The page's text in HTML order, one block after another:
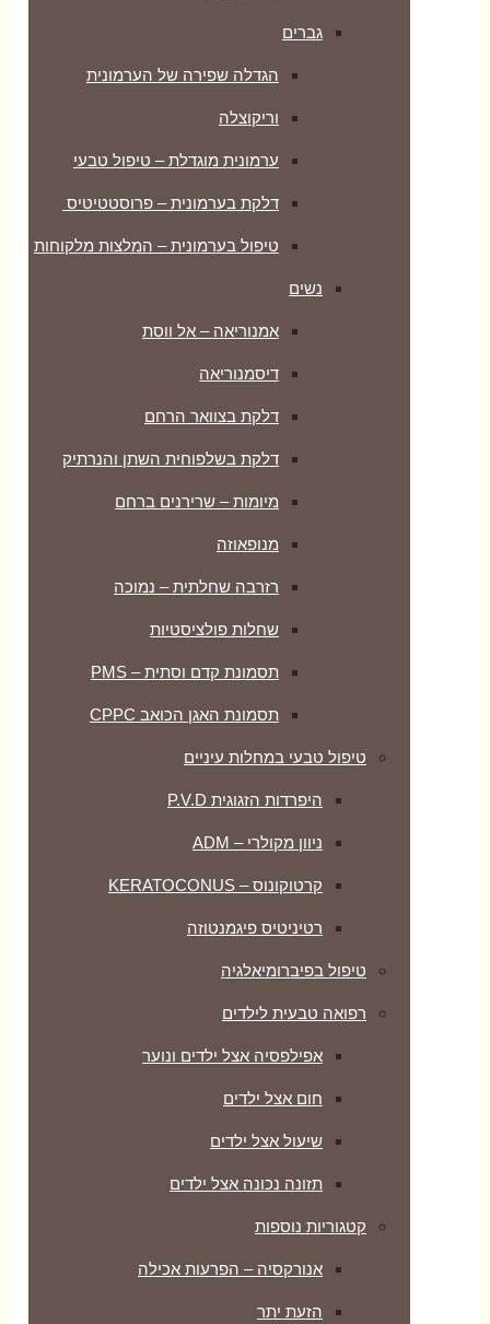
גברים
הגדלה שפירה של הערמונית
וריקוצלה
ערמונית מוגדלת – טיפול טבעי
דלקת בערמונית – פרוסטטיטיס
טיפול בערמונית – המלצות מלקוחות
נשים
אמנוריאה – אל ווסת
דיסמנוריאה
דלקת בצוואר הרחם
דלקת בשלפוחית השתן והנרתיק
מיומות – שרירנים ברחם
מנופאוזה
רזרבה שחלתית – נמוכה
שחלות פולציסטיות
תסמונת קדם וסתית – PMS
תסמונת האגן הכואב CPPC
טיפול טבעי במחלות עיניים
היפרדות הזגוגית P.V.D
ניוון מקולרי – ADM
קרטוקונוס – KERATOCONUS
רטיניטיס פיגמנטוזה
טיפול בפיברומיאלגיה
רפואה טבעית לילדים
אפילפסיה אצל ילדים ונוער
חום אצל ילדים
שיעול אצל ילדים
תזונה נכונה אצל ילדים
קטגוריות נוספות
אנורקסיה – הפרעות אכילה
הזעת יתר